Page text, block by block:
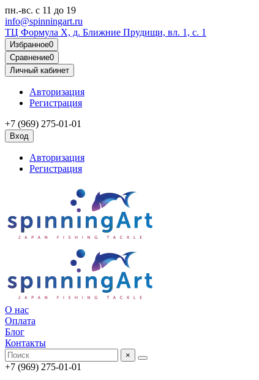
пн.-вс. с 11 до 19
info@spinningart.ru
ТЦ Формула X, д. Ближние Прудищи, вл. 1, с. 1
Избранное0
Сравнение0
Личный кабинет
Авторизация
Регистрация
+7 (969) 275-01-01
Вход
Авторизация
Регистрация
О нас
Оплата
Блог
Контакты
×
+7 (969) 275-01-01